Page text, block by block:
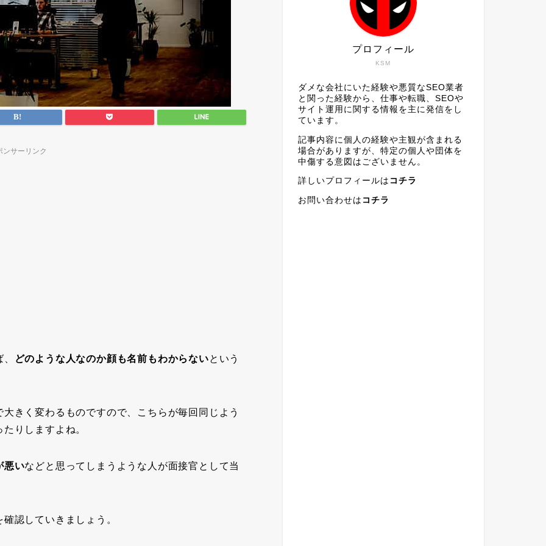
ンサーリンク
どのような人なのか顔も名前もわからないという
きく変わるものですので、こちらが毎回同じよう
りしますよね。
悪いなどと思ってしまうような人が面接官として当
確認していきましょう。
KSM
プロフィール
ダメな会社にいた経験や悪質なSEO業者
と関った経験から、仕事や転職、SEOや
サイト運用に関する情報を主に発信をし
ています。
記事内容に個人の経験や主観が含まれる
場合がありますが、特定の個人や団体を
中傷する意図はございません。
詳しいプロフィールは コチラ
お問い合わせは コチラ